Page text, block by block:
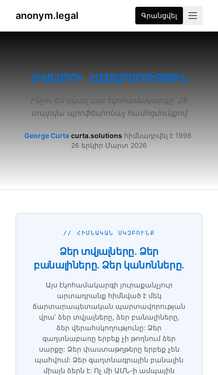
anonym.legal Գրանցվել
ՀԻՄՆԱԴՐԻ ՀԱՅՏԱՐԱՐՈՒԹՅՈՒՆ
Ինչու եմ սկսել այս էկոհամակարգը՝ 28
տարվա պրոֆեսիոնալ համոզմունքով
George Curta·curta.solutions·հիմնադրվել է 1998·
26 երկիր·Մարտ 2026
// ՀԻՄՆԱԿԱՆ ՍԿԶԲՈՒՆՔ
Ձեր տվյալները. Ձեր
բանալիները. Ձեր կանոնները.
Այս էկոհամակարգի յուրաքանչյուր
արտադրանք հիմնված է մեկ
ճարտարապետական պարտավորության
վրա՝ ձեր տվյալները, ձեր բանալիները,
ձեր վերահսկողությունը: Ձեր
գաղտնաբառը երբեք չի թողնում ձեր
սարքը: Ձեր փաստաթղթերը երբեք չեն
պահվում: Ձեր գաղտնագրային բանալին
միայն ձերն է: Ոչ մի ԱՄՆ-ի ամպային